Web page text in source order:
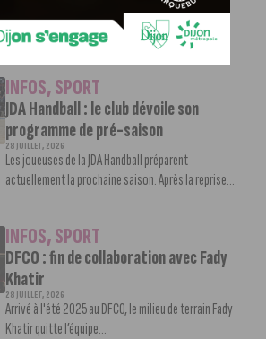
Pour préparer l'exercice 2026-2027, la JDA Dijon a
décidé de se doter d'un programme...
INFOS,SPORT
JDA Handball : le club dévoile son
programme de pré-saison
28 JUILLET, 2026
Les joueuses de la JDA Handball préparent
actuellement la prochaine saison. Après la reprise...
INFOS,SPORT
DFCO : fin de collaboration avec Fady
Khatir
28 JUILLET, 2026
Arrivé à l'été 2025 au DFCO, le milieu de terrain Fady
Khatir quitte l’équipe...